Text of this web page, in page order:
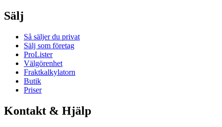
Sälj
Så säljer du privat
Sälj som företag
ProLister
Välgörenhet
Fraktkalkylatorn
Butik
Priser
Kontakt & Hjälp